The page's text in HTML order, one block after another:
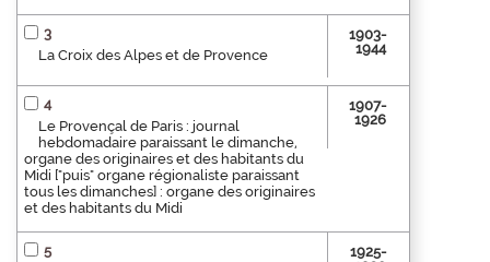
3
La Croix des Alpes et de Provence
1903-
1944
4
Le Provençal de Paris : journal
hebdomadaire paraissant le dimanche,
organe des originaires et des habitants du
Midi ["puis" organe régionaliste paraissant
tous les dimanches] : organe des originaires
et des habitants du Midi
1907-
1926
5
1925-